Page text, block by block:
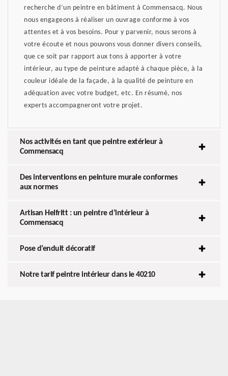
recherche d’un peintre en bâtiment à Commensacq. Nous
nous engageons à réaliser un ouvrage conforme à vos
attentes et à vos besoins. Pour y parvenir, nous serons à
votre écoute et nous pouvons vous donner divers conseils,
que ce soit par rapport aux tons à apporter à votre
intérieur, au type de peinture adapté à chaque pièce, à la
couleur idéale de la façade, à la qualité de peinture en
adéquation avec votre budget, etc. En résumé, nos
experts accompagneront votre projet.
Nos activités en tant que peintre extérieur à
Commensacq
Des interventions en peinture murale conformes
aux normes
Artisan Helfritt : un peintre d’intérieur à
Commensacq
Pose d’enduit décoratif
Notre tarif peintre intérieur dans le 40210